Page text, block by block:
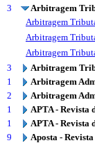
3
Arbitragem
Arbitragem
Arbitragem
Arbitragem
3
Arbitragem
1
Arbitragem
2
Arbitragem
1
APTA - Revista
1
APTA - Revista
9
Aposta -